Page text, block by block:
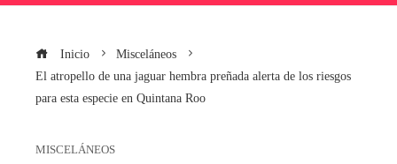
Inicio
Misceláneos
El atropello de una jaguar hembra preñada alerta de los riesgos
para esta especie en Quintana Roo
MISCELÁNEOS